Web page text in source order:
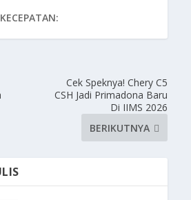
KECEPATAN:
Cek Speknya! Chery C5
CSH Jadi Primadona Baru
Di IIMS 2026
BERIKUTNYA